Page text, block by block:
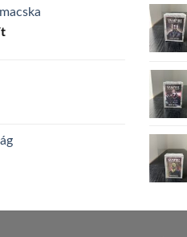
Current